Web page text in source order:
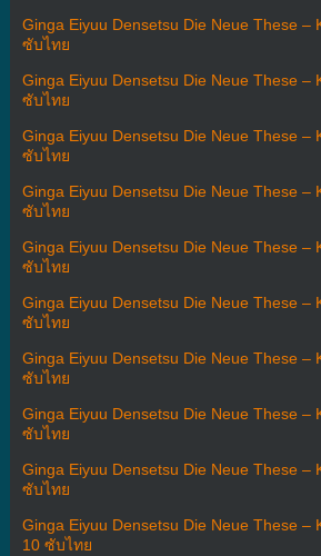
Ginga Eiyuu Densetsu Die Neue These
ซับไทย
Ginga Eiyuu Densetsu Die Neue These
ซับไทย
Ginga Eiyuu Densetsu Die Neue These
ซับไทย
Ginga Eiyuu Densetsu Die Neue These
ซับไทย
Ginga Eiyuu Densetsu Die Neue These
ซับไทย
Ginga Eiyuu Densetsu Die Neue These
ซับไทย
Ginga Eiyuu Densetsu Die Neue These
ซับไทย
Ginga Eiyuu Densetsu Die Neue These
ซับไทย
Ginga Eiyuu Densetsu Die Neue These
ซับไทย
Ginga Eiyuu Densetsu Die Neue These
10 ซับไทย